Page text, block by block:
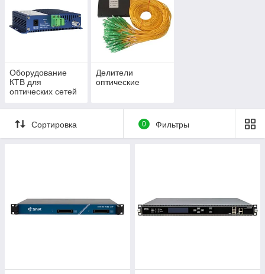
Оборудование
КТВ для
оптических сетей
Делители
оптические
Сортировка 0 Фильтры